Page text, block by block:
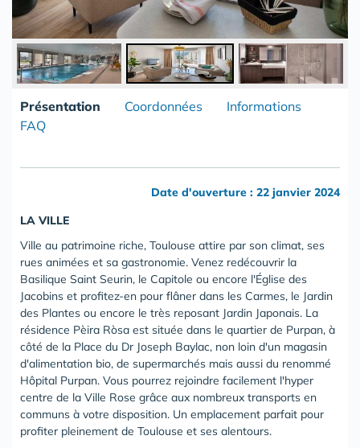
Présentation Coordonnées
Informations
FAQ
Date d'ouverture : 22 janvier 2024
LA VILLE
Ville au patrimoine riche, Toulouse attire par son climat, ses
rues animées et sa gastronomie. Venez redécouvrir la
Basilique Saint Seurin, le Capitole ou encore l'Église des
Jacobins et profitez-en pour flâner dans les Carmes, le Jardin
des Plantes ou encore le très reposant Jardin Japonais. La
résidence Pèira Ròsa est située dans le quartier de Purpan, à
côté de la Place du Dr Joseph Baylac, non loin d'un magasin
d'alimentation bio, de supermarchés mais aussi du renommé
Hôpital Purpan. Vous pourrez rejoindre facilement l'hyper
centre de la Ville Rose grâce aux nombreux transports en
communs à votre disposition. Un emplacement parfait pour
profiter pleinement de Toulouse et ses alentours.